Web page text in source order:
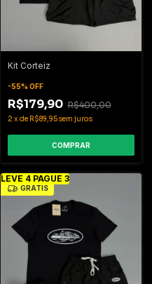
Kit Corteiz
-55% OFF
R$179,90 R$400,00
2 xde R$89,95sem juros
COMPRAR
LEVE 4 PAGUE 3
GRÁTIS